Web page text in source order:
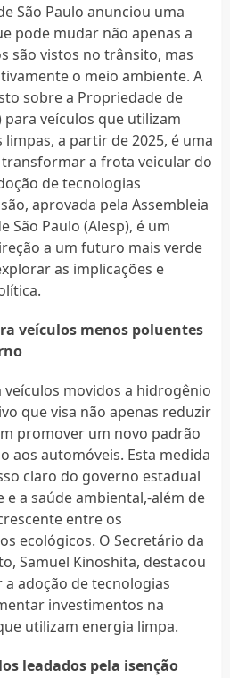
São Paulo anunciou uma
pode mudar não apenas a
são vistos no trânsito, mas
o meio ambiente. A
sobre a Propriedade de
veículos que utilizam
a partir de 2025, é uma
a frota veicular do
de tecnologias
aprovada pela Assembleia
São Paulo (Alesp), é um
a um futuro mais verde
as implicações e
veículos menos poluentes
veículos movidos a hidrogênio
que visa não apenas reduzir
promover um novo padrão
aos automóveis. Esta medida
claro do governo estadual
a saúde ambiental,-além de
entre os
ecológicos. O Secretário da
Samuel Kinoshita, destacou
adoção de tecnologias
investimentos na
utilizam energia limpa.
leadados pela isenção